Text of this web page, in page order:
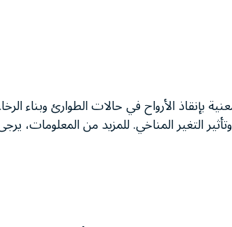
بإنقاذ الأرواح في حالات الطوارئ وبناء
التغير المناخي. للمزيد من المعلومات،